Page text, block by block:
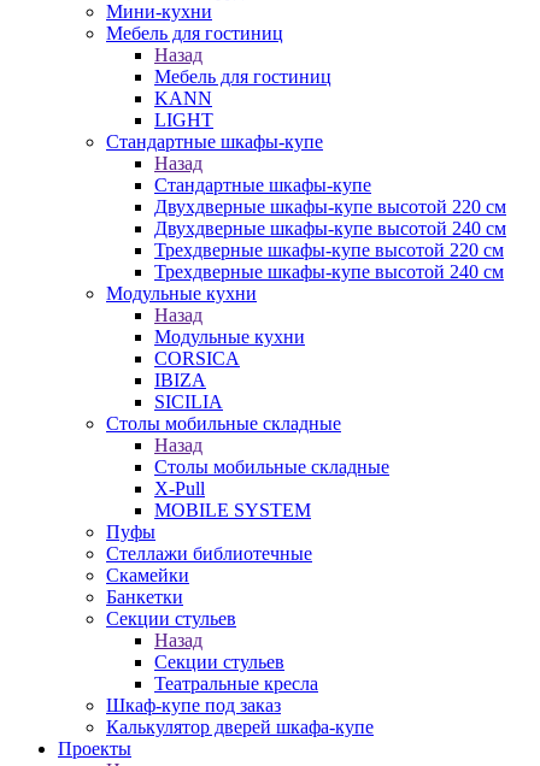
Мини-кухни
Мебель для гостиниц
Назад
Мебель для гостиниц
KANN
LIGHT
Стандартные шкафы-купе
Назад
Стандартные шкафы-купе
Двухдверные шкафы-купе высотой 220 см
Двухдверные шкафы-купе высотой 240 см
Трехдверные шкафы-купе высотой 220 см
Трехдверные шкафы-купе высотой 240 см
Модульные кухни
Назад
Модульные кухни
CORSICA
IBIZA
SICILIA
Столы мобильные складные
Назад
Столы мобильные складные
X-Pull
MOBILE SYSTEM
Пуфы
Стеллажи библиотечные
Скамейки
Банкетки
Секции стульев
Назад
Секции стульев
Театральные кресла
Шкаф-купе под заказ
Калькулятор дверей шкафа-купе
Проекты